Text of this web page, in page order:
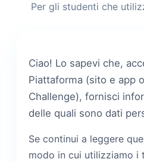
Per gli studenti che
Ciao! Lo sapevi che,
Piattaforma (sito e app
Challenge), fornisci
delle quali sono dati
Se continui a leggere
modo in cui utilizziamo i